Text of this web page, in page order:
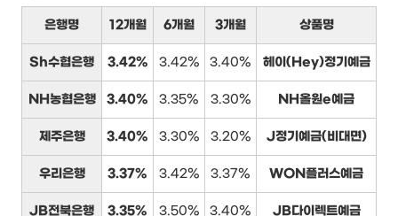
은행명 12개월 6개월 3개월 상품명
Sh수협은행 3.42% 3.42% 3.40% 헤이(Hey)정기예금
NH농협은행 3.40% 3.35% 3.30% NH올원e예금
제주은행 3.40% 3.30% 3.20% J정기예금(비대면)
우리은행 3.37% 3.42% 3.37% WON플러스예금
JB전북은행 3.35% 3.50% 3.40% JB다이렉트예금